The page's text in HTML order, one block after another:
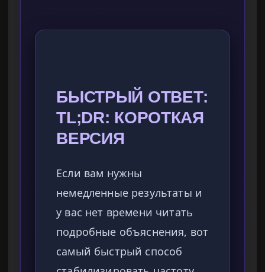
БЫСТРЫЙ ОТВЕТ:
TL;DR: КОРОТКАЯ
ВЕРСИЯ
Если вам нужны
немедленные результаты и
у вас нет времени читать
подробные объяснения, вот
самый быстрый способ